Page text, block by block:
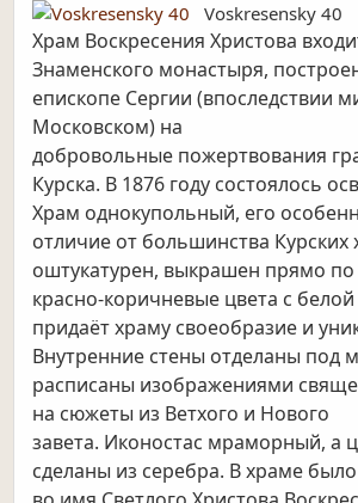
Voskresensky 40
Храм Воскресения Христова
Знаменского монастыря,
епископе Сергии (впоследствии
Московском) на
добровольные пожертвования
Курска. В 1876 году состоялось
Храм однокупольный, его
отличие от большинства Курских
оштукатурен, выкрашен прямо
красно-коричневые цвета с
придаёт храму своеобразие и
Внутренние стены отделаны под
расписаны изображениями
на сюжеты из Ветхого и Нового
завета. Иконостас мраморный, а
сделаны из серебра. В храме